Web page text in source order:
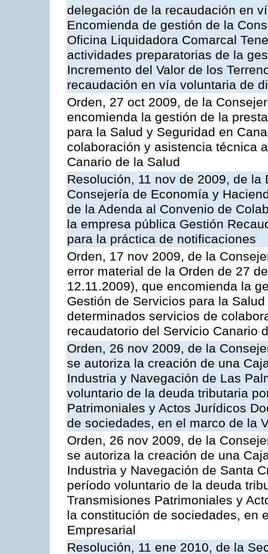
delegación de la recaudación en
Encomienda de gestión de la
Oficina Liquidadora Comarcal
actividades preparatorias de la
Incremento del Valor de los
recaudación en vía voluntaria de
Orden, 27 oct 2009, de la
encomienda la gestión de la
para la Salud y Seguridad en
colaboración y asistencia técnica
Canario de la Salud
Resolución, 11 nov de 2009, de
Consejería de Economía y
de la Adenda al Convenio de
la empresa pública Gestión
para la práctica de notificaciones
Orden, 17 nov 2009, de la
error material de la Orden de 27
12.11.2009), que encomienda la
Gestión de Servicios para la
determinados servicios de
recaudatorio del Servicio Canario
Orden, 26 nov 2009, de la
se autoriza la creación de una
Industria y Navegación de Las
voluntario de la deuda tributaria
Patrimoniales y Actos Jurídicos
de sociedades, en el marco de la
Orden, 26 nov 2009, de la
se autoriza la creación de una
Industria y Navegación de Santa
período voluntario de la deuda
Transmisiones Patrimoniales y
la constitución de sociedades, en
Empresarial
Resolución, 11 ene 2010, de la